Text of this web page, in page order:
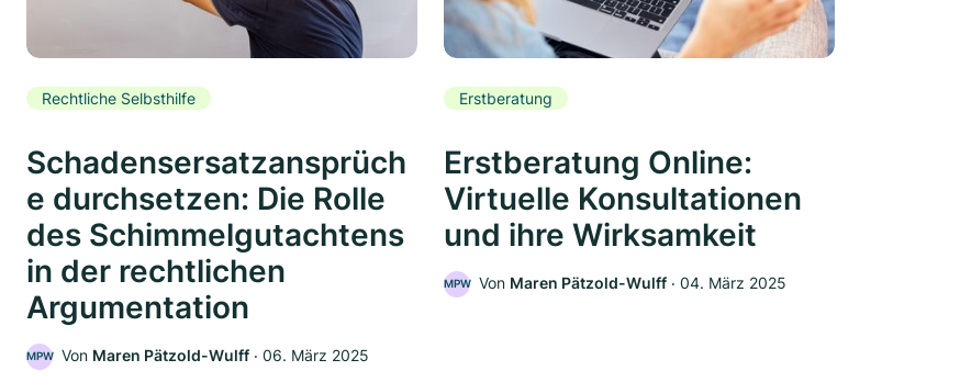
Rechtliche Selbsthilfe
Schadensersatzansprüch
e durchsetzen: Die Rolle
des Schimmelgutachtens
in der rechtlichen
Argumentation
MPW Von Maren Pätzold-Wulff ‧ 06. März 2025
Erstberatung
Erstberatung Online:
Virtuelle Konsultationen
und ihre Wirksamkeit
MPW Von Maren Pätzold-Wulff ‧ 04. März 2025